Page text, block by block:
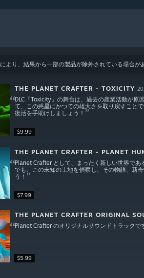
により、結果から一部の製品が除外されている場合が
$9.99
THE PLANET CRAFTER - TOXICITY
DLC『Toxicity』の舞台は、過去の産業活動が原
て、この惑星にかつての雄大さを取り戻すこと
復活を手助けしましょう！
$7.99
THE PLANET CRAFTER - PLANET
Planet Crafter として、まったく新しい世界で
でも、この未知の土地を偵察し、その物語、新
う！
$5.99
THE PLANET CRAFTER ORIGINAL
Planet Crafter のオリジナルサウンドトラックで